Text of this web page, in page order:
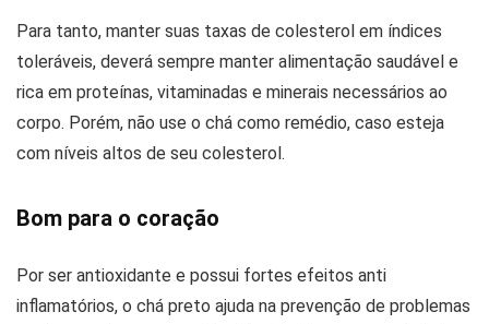
Para tanto, manter suas taxas de colesterol em índices
toleráveis, deverá sempre manter alimentação saudável e
rica em proteínas, vitaminadas e minerais necessários ao
corpo. Porém, não use o chá como remédio, caso esteja
com níveis altos de seu colesterol.
Bom para o coração
Por ser antioxidante e possui fortes efeitos anti
inflamatórios, o chá preto ajuda na prevenção de problemas